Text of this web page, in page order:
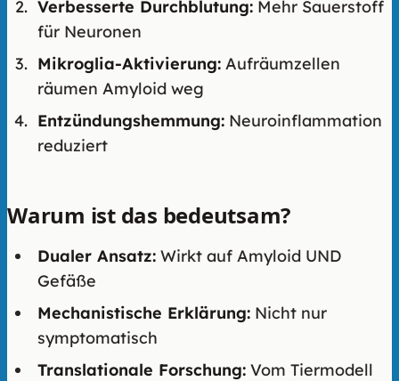
Verbesserte Durchblutung: Mehr Sauerstoff
für Neuronen
Mikroglia-Aktivierung: Aufräumzellen
räumen Amyloid weg
Entzündungshemmung: Neuroinflammation
reduziert
Warum ist das bedeutsam?
Dualer Ansatz: Wirkt auf Amyloid UND
Gefäße
Mechanistische Erklärung: Nicht nur
symptomatisch
Translationale Forschung: Vom Tiermodell